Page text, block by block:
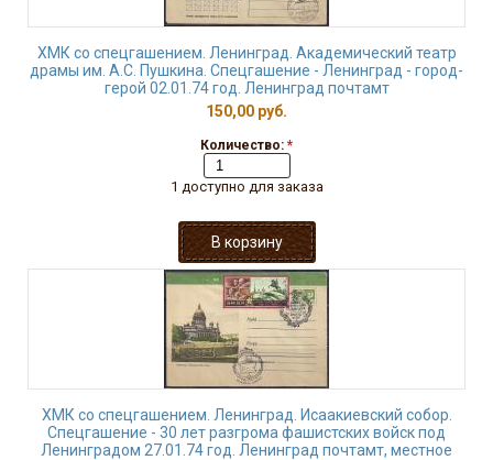
ХМК со спецгашением. Ленинград. Академический театр
драмы им. А.С. Пушкина. Спецгашение - Ленинград - город-
герой 02.01.74 год. Ленинград почтамт
150,00 руб.
Количество: *
1 доступно для заказа
ХМК со спецгашением. Ленинград. Исаакиевский собор.
Спецгашение - 30 лет разгрома фашистских войск под
Ленинградом 27.01.74 год. Ленинград почтамт, местное